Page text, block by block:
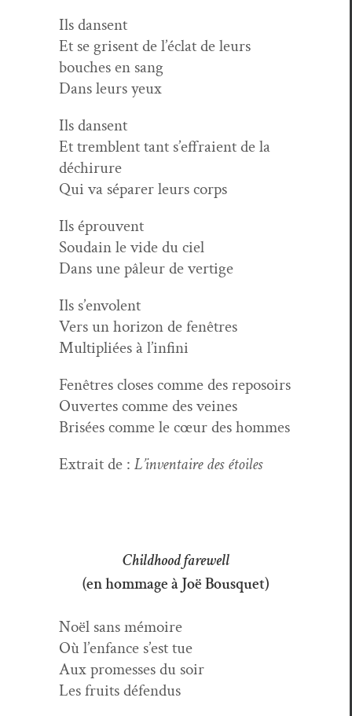
Ils dansent
Et se grisent de l’éclat de leurs
bouch­es en sang
Dans leurs yeux
Ils dansent
Et trem­blent tant s’effraient de la
déchirure
Qui va sépar­er leurs corps
Ils éprou­vent
Soudain le vide du ciel
Dans une pâleur de vertige
Ils s’envolent
Vers un hori­zon de fenêtres
Mul­ti­pliées à l’infini
Fenêtres clos­es comme des reposoirs
Ouvertes comme des veines
Brisées comme le cœur des hommes
Extrait de : L’inventaire des étoiles
Childhood farewell
(en hommage à Joë Bousquet)
Noël sans mémoire
Où l’enfance s’est tue
Aux promess­es du soir
Les fruits défendus